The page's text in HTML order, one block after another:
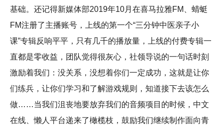
基础。还记得新媒体部2019年10月在喜马拉雅FM、蜻蜓
FM注册了主播账号，上线的第一个“三分钟中医亲子小
课”专辑反响平平，只有几千的播放量，上线的付费专辑一
直都是零收益，团队觉得很灰心，社领导说的一句话时刻
激励着我们：没关系，没想着你们一定成功，这就是让你
们练兵，让你们学习和了解游戏规则，知道接下去该怎么
做……当我们沮丧地要放弃我们的音频项目的时候，中文
在线、懒人平台递来了橄榄枝，鼓励我们继续制作面向青